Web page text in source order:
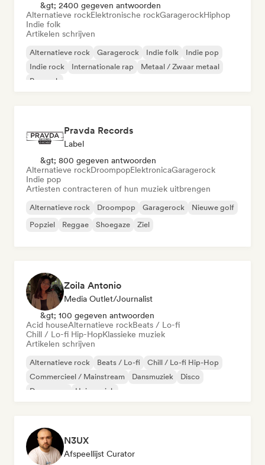
&gt; 2400 gegeven antwoorden
Alternatieve rockElektronische rockGaragerockHiphop
Indie folk
Artikelen schrijven
Alternatieve rock Garagerock Indie folk
Indie pop
Indie rock
Internationale rap
Metaal / Zwaar metaal
Poprock
Pravda Records
Label
&gt; 800 gegeven antwoorden
Alternatieve rockDroompopElektronicaGaragerock
Indie pop
Artiesten contracteren of hun muziek uitbrengen
Alternatieve rock Droompop Garagerock
Nieuwe golf
Popziel
Reggae Shoegaze Ziel
Zoila Antonio
Media Outlet/Journalist
&gt; 100 gegeven antwoorden
Acid houseAlternatieve rockBeats / Lo-fi
Chill / Lo-fi Hip-HopKlassieke muziek
Artikelen schrijven
Alternatieve rock Beats / Lo-fi
Chill / Lo-fi Hip-Hop
Commercieel / Mainstream
Dansmuziek
Disco
Droompop
Huismuziek
N3UX
Afspeellijst Curator